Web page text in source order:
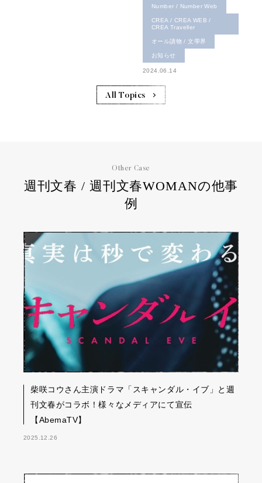
Number / Number Web
CREA / CREA WEB /
CREA Traveller
オール讀物 / 文學界
お知らせ
2024.06.14
All Topics
Other Case
週刊文春 / 週刊文春WOMANの他事
例
柴咲コウさん主演ドラマ「スキャンダル・イブ」と週
刊文春がコラボ！様々なメディアにて宣伝
【AbemaTV】
2025.12.26